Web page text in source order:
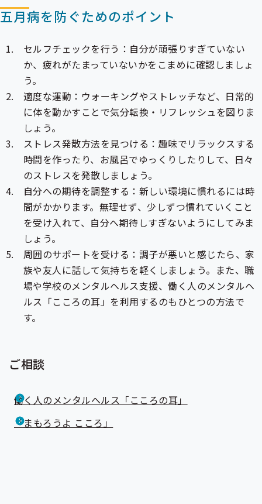
五月病を防ぐためのポイント
セルフチェックを行う：自分が頑張りすぎていない
か、疲れがたまっていないかをこまめに確認しましょ
う。
適度な運動：ウォーキングやストレッチなど、日常的
に体を動かすことで気分転換・リフレッシュを図りま
しょう。
ストレス発散方法を見つける：趣味でリラックスする
時間を作ったり、お風呂でゆっくりしたりして、日々
のストレスを発散しましょう。
自分への期待を調整する：新しい環境に慣れるには時
間がかかります。無理せず、少しずつ慣れていくこと
を受け入れて、自分へ期待しすぎないようにしてみま
しょう。
周囲のサポートを受ける：調子が悪いと感じたら、家
族や友人に話して気持ちを軽くしましょう。また、職
場や学校のメンタルヘルス支援、働く人のメンタルヘ
ルス「こころの耳」を利用するのもひとつの方法で
す。
ご相談
働く人のメンタルヘルス「こころの耳」
「まもろうよ こころ」